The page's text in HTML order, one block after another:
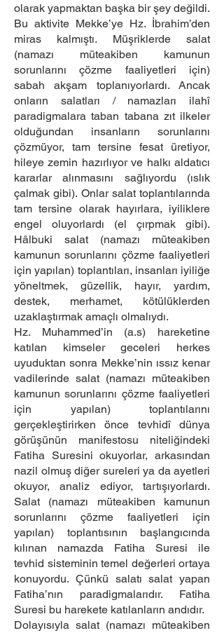
olarak yapmaktan başka bir şey değildi.
Bu aktivite Mekke’ye Hz. İbrahim’den
miras kalmıştı. Müşriklerde salat
(namazı müteakiben kamunun
sorunlarını çözme faaliyetleri için)
sabah akşam toplanıyorlardı. Ancak
onların salatları / namazları ilahî
paradigmalara taban tabana zıt ilkeler
olduğundan insanların sorunlarını
çözmüyor, tam tersine fesat üretiyor,
hileye zemin hazırlıyor ve halkı aldatıcı
kararlar alınmasını sağlıyordu (ıslık
çalmak gibi). Onlar salat toplantılarında
tam tersine olarak hayırlara, iyiliklere
engel oluyorlardı (el çırpmak gibi).
Hâlbuki salat (namazı müteakiben
kamunun sorunlarını çözme faaliyetleri
için yapılan) toplantıları, insanları iyiliğe
yöneltmek, güzellik, hayır, yardım,
destek, merhamet, kötülüklerden
uzaklaştırmak amaçlı olmalıydı.
Hz. Muhammed’in (a.s) hareketine
katılan kimseler geceleri herkes
uyuduktan sonra Mekke’nin ıssız kenar
vadilerinde salat (namazı müteakiben
kamunun sorunlarını çözme faaliyetleri
için yapılan) toplantılarını
gerçekleştirirken önce tevhidî dünya
görüşünün manifestosu niteliğindeki
Fatiha Suresini okuyorlar, arkasından
nazil olmuş diğer sureleri ya da ayetleri
okuyor, analiz ediyor, tartışıyorlardı.
Salat (namazı müteakiben kamunun
sorunlarını çözme faaliyetleri için
yapılan) toplantısının başlangıcında
kılınan namazda Fatiha Suresi ile
tevhid sisteminin temel değerleri ortaya
konuyordu. Çünkü salatı salat yapan
Fatiha’nın paradigmalarıdır. Fatiha
Suresi bu harekete katılanların andıdır.
Dolayısıyla salat (namazı müteakiben